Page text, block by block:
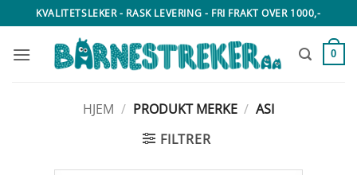
to
content
KVALITETSLEKER - RASK LEVERING - FRI FRAKT OVER 1000,-
0
HJEM / PRODUKT MERKE / ASI
FILTRER